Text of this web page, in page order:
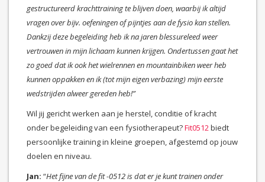
gestructureerd krachttraining te blijven doen, waarbij ik altijd
vragen over bijv. oefeningen of pijntjes aan de fysio kan stellen.
Dankzij deze begeleiding heb ik na jaren blessureleed weer
vertrouwen in mijn lichaam kunnen krijgen. Ondertussen gaat het
zo goed dat ik ook het wielrennen en mountainbiken weer heb
kunnen oppakken en ik (tot mijn eigen verbazing) mijn eerste
wedstrijden alweer gereden heb!”
Wil jij gericht werken aan je herstel, conditie of kracht
onder begeleiding van een fysiotherapeut?Fit0512 biedt
persoonlijke training in kleine groepen, afgestemd op jouw
doelen en niveau.
Jan: “Het fijne van de fit -0512 is dat er je kunt trainen onder